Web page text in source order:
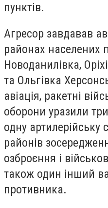
пунктів.
Агресор завдавав
районах населених
Новоданилівка,
та Ольгівка
авіація, ракетні
оборони уразили
одну артилерійську
районів
озброєння і
також один інший
противника.